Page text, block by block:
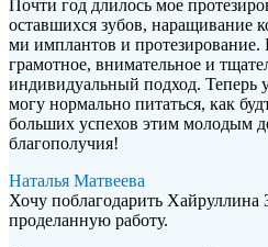
Почти год длилось мое
оставшихся зубов, наращивание
ми имплантов и протезирование.
грамотное, внимательное и
индивидуальный подход. Теперь
могу нормально питаться, как
больших успехов этим молодым
благополучия!
Наталья Матвеева
Хочу поблагодарить Хайруллина
проделанную работу.